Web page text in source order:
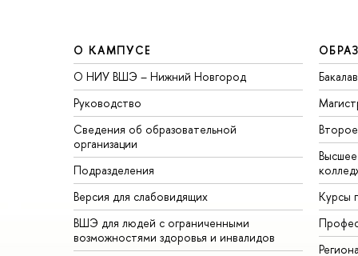
О КАМПУСЕ
О НИУ ВШЭ – Нижний Новгород
Руководство
Сведения об образовательной
организации
Подразделения
Версия для слабовидящих
ВШЭ для людей с ограниченными
возможностями здоровья и инвалидов
Курсы